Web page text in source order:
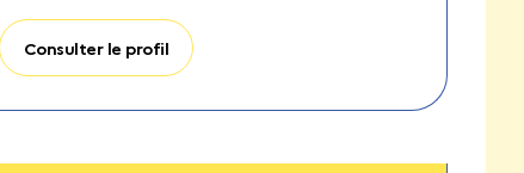
Consulter le profil